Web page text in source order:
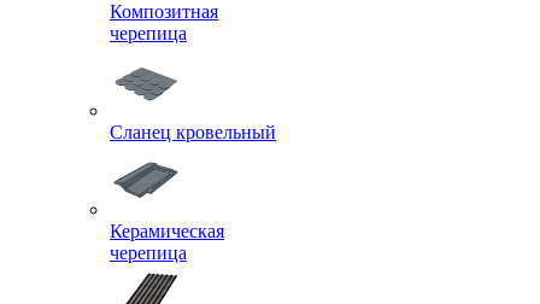
Композитная
черепица
Сланец кровельный
Керамическая
черепица